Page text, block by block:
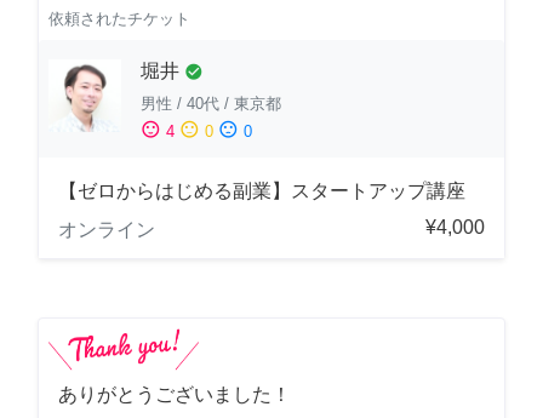
依頼されたチケット
堀井 check_circle
男性 / 40代 / 東京都
sentiment_satisfied 4 sentiment_neutral 0 sentiment_dissatisfied 0
【ゼロからはじめる副業】スタートアップ講座
オンライン
¥4,000
ありがとうございました！